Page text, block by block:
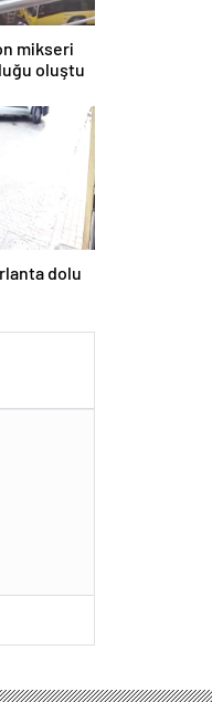
mikseri
oluştu
dolu